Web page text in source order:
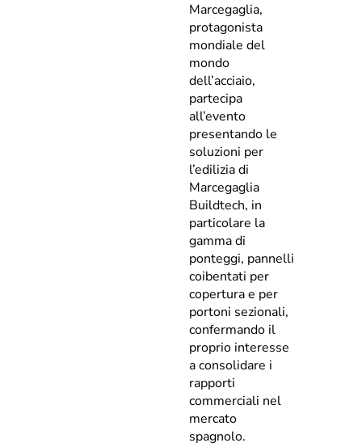
Marcegaglia,
protagonista
mondiale del
mondo
dell’acciaio,
partecipa
all’evento
presentando le
soluzioni per
l’edilizia di
Marcegaglia
Buildtech, in
particolare la
gamma di
ponteggi, pannelli
coibentati per
copertura e per
portoni sezionali,
confermando il
proprio interesse
a consolidare i
rapporti
commerciali nel
mercato
spagnolo.